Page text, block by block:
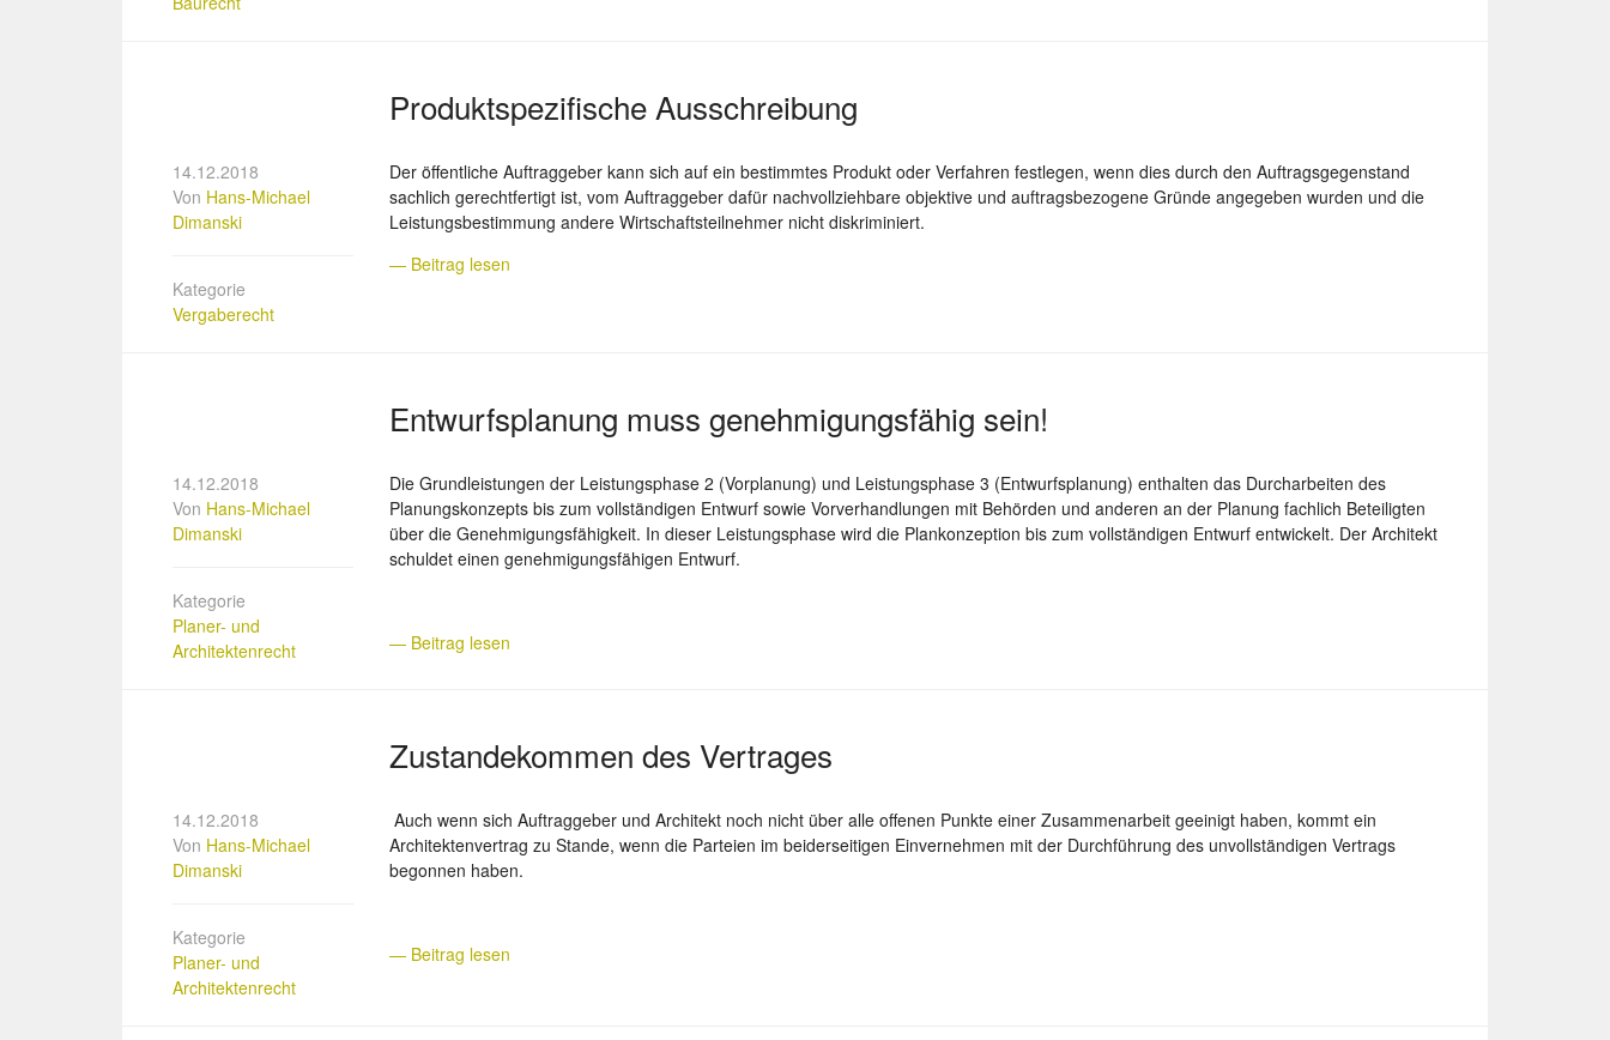
Produktspezifische Ausschreibung
14.12.2018
Von Hans-Michael
Dimanski
Kategorie
Vergaberecht
Der öffentliche Auftraggeber kann sich auf ein bestimmtes Produkt oder Verfahren festlegen, wenn dies durch den Auftragsgegenstand
sachlich gerechtfertigt ist, vom Auftraggeber dafür nachvollziehbare objektive und auftragsbezogene Gründe angegeben wurden und die
Leistungsbestimmung andere Wirtschaftsteilnehmer nicht diskriminiert.
— Beitrag lesen
Entwurfsplanung muss genehmigungsfähig sein!
14.12.2018
Von Hans-Michael
Dimanski
Kategorie
Planer- und
Architektenrecht
Die Grundleistungen der Leistungsphase 2 (Vorplanung) und Leistungsphase 3 (Entwurfsplanung) enthalten das Durcharbeiten des
Planungskonzepts bis zum vollständigen Entwurf sowie Vorverhandlungen mit Behörden und anderen an der Planung fachlich Beteiligten
über die Genehmigungsfähigkeit. In dieser Leistungsphase wird die Plankonzeption bis zum vollständigen Entwurf entwickelt. Der Architekt
schuldet einen genehmigungsfähigen Entwurf.
— Beitrag lesen
Zustandekommen des Vertrages
14.12.2018
Von Hans-Michael
Dimanski
Kategorie
Planer- und
Architektenrecht
Auch wenn sich Auftraggeber und Architekt noch nicht über alle offenen Punkte einer Zusammenarbeit geeinigt haben, kommt ein
Architektenvertrag zu Stande, wenn die Parteien im beiderseitigen Einvernehmen mit der Durchführung des unvollständigen Vertrags
begonnen haben.
— Beitrag lesen